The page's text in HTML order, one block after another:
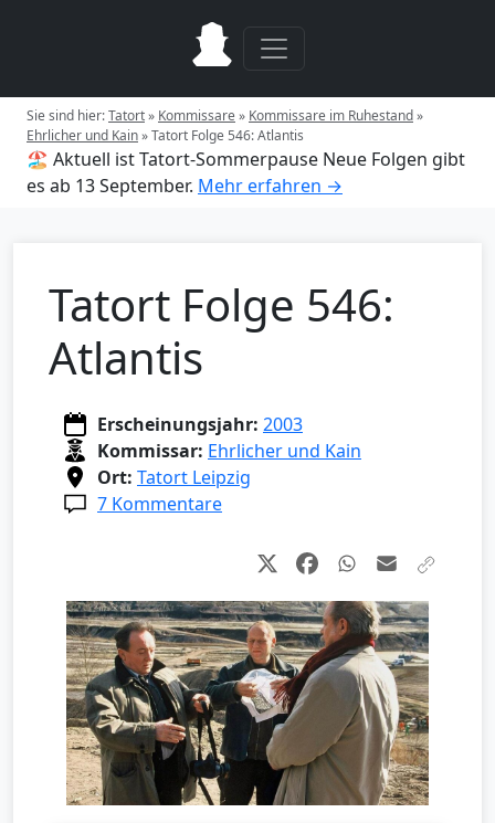
Sie sind hier:Tatort» Kommissare» Kommissare im Ruhestand»
Ehrlicher und Kain»Tatort Folge 546: Atlantis
🏖️ Aktuell ist Tatort-Sommerpause Neue Folgen gibt
es ab 13 September. Mehr erfahren →
Tatort Folge 546:
Atlantis
Erscheinungsjahr: 2003
Kommissar: Ehrlicher und Kain
Ort: Tatort Leipzig
7 Kommentare